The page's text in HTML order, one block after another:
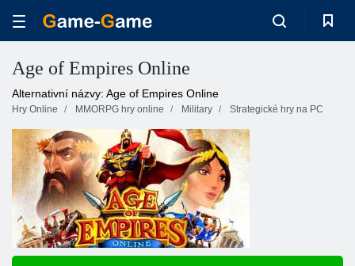
Age of Empires Online
Alternativní názvy: Age of Empires Online
Hry Online MMORPG hry online Military Strategické hry na PC